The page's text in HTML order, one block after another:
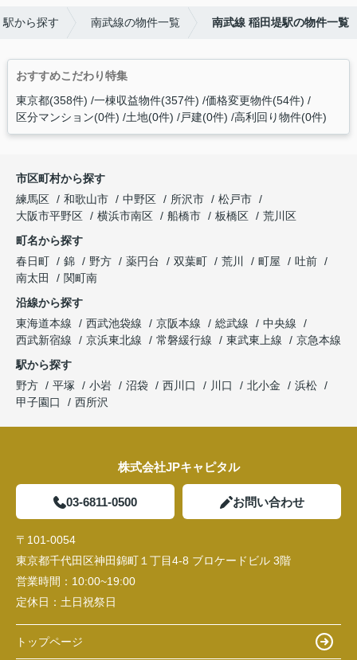
駅から探す 南武線の物件一覧 南武線 稲田堤駅の物件一覧
おすすめこだわり特集
東京都(358件) 一棟収益物件(357件) 価格変更物件(54件)
区分マンション(0件) 土地(0件) 戸建(0件) 高利回り物件(0件)
市区町村から探す
練馬区
和歌山市 中野区 所沢市
松戸市
大阪市平野区
横浜市南区 船橋市 板橋区
荒川区
町名から探す
春日町
錦 野方 薬円台 双葉町 荒川 町屋
吐前
南太田
関町南
沿線から探す
東海道本線
西武池袋線 京阪本線 総武線
中央線
西武新宿線
京浜東北線 常磐緩行線 東武東上線
京急本線
駅から探す
野方
平塚 小岩 沼袋 西川口 川口 北小金
浜松
甲子園口
西所沢
株式会社JPキャピタル
03-6811-0500 お問い合わせ
〒101-0054
東京都千代田区神田錦町１丁目4-8 ブロケードビル 3階
営業時間： 10:00~19:00
定休日： 土日祝祭日
トップページ